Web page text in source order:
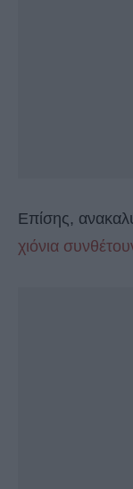
Επίσης,
χιόνια